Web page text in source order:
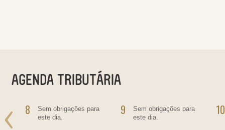
8
Sem obrigações para
este dia.
9
Sem obrigações para
este dia.
10